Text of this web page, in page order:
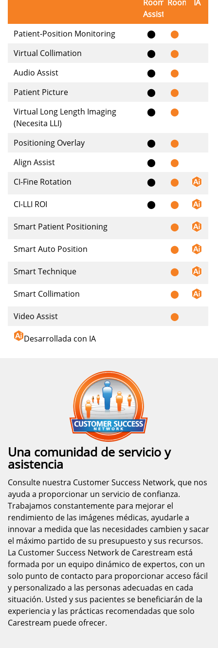
Room
Assist
Room IA
Patient-Position Monitoring ⬤
⬤
Virtual Collimation
⬤
⬤
Audio Assist
⬤
⬤
Patient Picture
⬤
⬤
Virtual Long Length Imaging
(Necesita LLI)
⬤ ⬤
Positioning Overlay ⬤
⬤
Align Assist
⬤
⬤
CI-Fine Rotation
⬤ ⬤
CI-LLI ROI ⬤ ⬤
Smart Patient Positioning ⬤
Smart Auto Position ⬤
Smart Technique ⬤
Smart Collimation ⬤
Video Assist ⬤
Desarrollada con IA
Una comunidad de servicio y
asistencia
Consulte nuestra Customer Success Network, que nos
ayuda a proporcionar un servicio de confianza.
Trabajamos constantemente para mejorar el
rendimiento de las imágenes médicas, ayudarle a
innovar a medida que las necesidades cambien y sacar
el máximo partido de su presupuesto y sus recursos.
La Customer Success Network de Carestream está
formada por un equipo dinámico de expertos, con un
solo punto de contacto para proporcionar acceso fácil
y personalizado a las personas adecuadas en cada
situación. Usted y sus pacientes se beneficiarán de la
experiencia y las prácticas recomendadas que solo
Carestream puede ofrecer.